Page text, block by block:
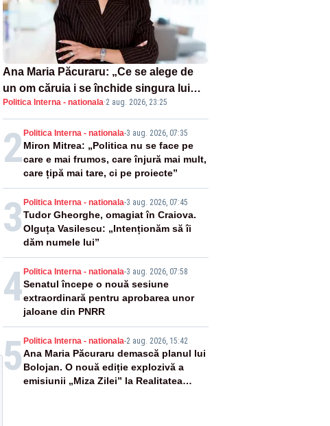
Ana Maria Păcuraru: „Ce se alege de
un om căruia i se închide singura lui
portiță?”
Politica Interna - nationala·2 aug. 2026, 23:25
2Politica Interna - nationala-3 aug. 2026, 07:35
Miron Mitrea: „Politica nu se face pe
care e mai frumos, care înjură mai mult,
care țipă mai tare, ci pe proiecte”
3 Politica Interna - nationala-3 aug. 2026, 07:45
Tudor Gheorghe, omagiat în Craiova.
Olguța Vasilescu: „Intenționăm să îi
dăm numele lui”
4Politica Interna - nationala-3 aug. 2026, 07:58
Senatul începe o nouă sesiune
extraordinară pentru aprobarea unor
jaloane din PNRR
5 Politica Interna - nationala-2 aug. 2026, 15:42
Ana Maria Păcuraru demască planul lui
Bolojan. O nouă ediție explozivă a
emisiunii „Miza Zilei” la Realitatea